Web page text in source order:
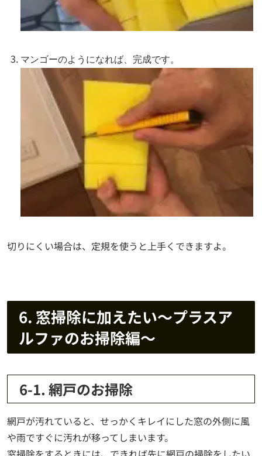
マンゴーのようになれば、完成です。
切りにくい場合は、定規を使うと上手くできますよ。
6. 窓掃除に加えたい～プラスア
ルファのお掃除編～
6-1. 網戸のお掃除
網戸が汚れていると、せっかくキレイにした窓の外側に風
や雨ですぐに汚れが移ってしまいます。